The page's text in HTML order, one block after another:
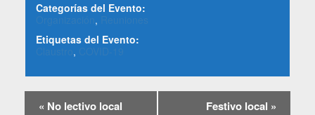
Categorías del Evento:
,
Etiquetas del Evento:
,
« No lectivo local Festivo local »